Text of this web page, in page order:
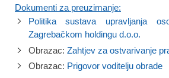
Dokumenti za preuzimanje:
Politika sustava upravljanja
Zagrebačkom holdingu d.o.o.
Obrazac: Zahtjev za ostvarivanje
Obrazac: Prigovor voditelju obrade